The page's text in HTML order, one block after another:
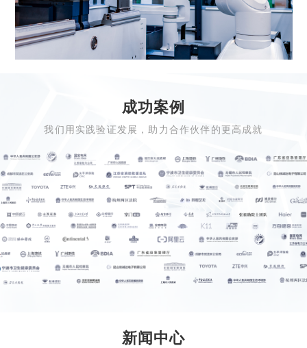
成功案例
我们用实践验证发展，助力合作伙伴的更高成就
新闻中心